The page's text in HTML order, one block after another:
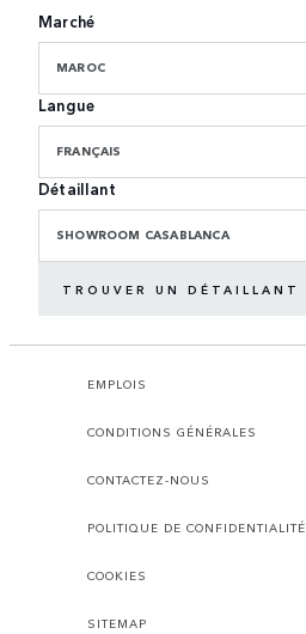
Marché
MAROC
Langue
FRANÇAIS
Détaillant
SHOWROOM CASABLANCA
TROUVER UN DÉTAILLANT
EMPLOIS
CONDITIONS GÉNÉRALES
CONTACTEZ-NOUS
POLITIQUE DE CONFIDENTIALITÉ
COOKIES
SITEMAP